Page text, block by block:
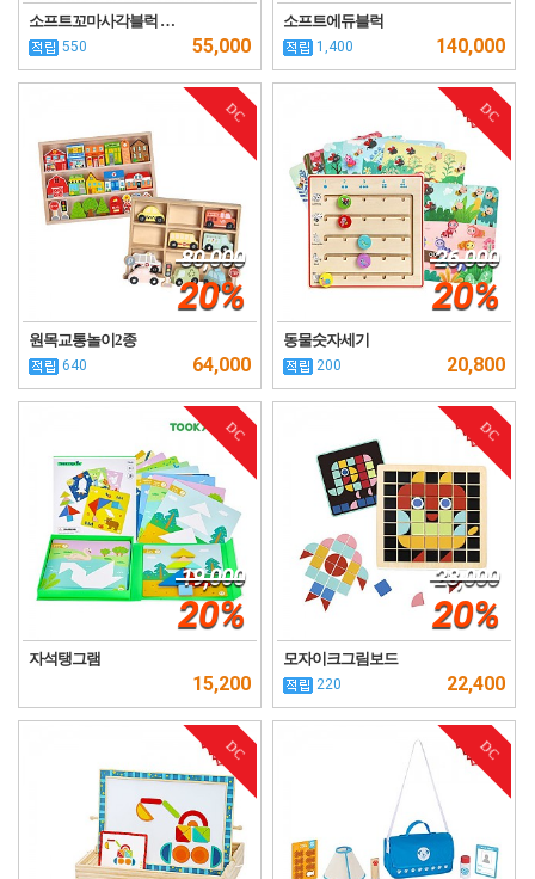
소프트꼬마사각블럭 …
550 55,000
소프트에듀블럭
1,400 140,000
DC
80,000
20%
원목교통놀이2종
640 64,000
DC
26,000
20%
동물숫자세기
200 20,800
DC
19,000
20%
자석탱그램
15,200
DC
28,000
20%
모자이크그림보드
220 22,400
DC DC